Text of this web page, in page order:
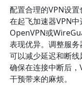
配置合理的VPN设
在起飞加速器VPN
OpenVPN或
表现优异。调整服务
可以减少延迟和断线
确保在连接中断后
干预带来的麻烦。